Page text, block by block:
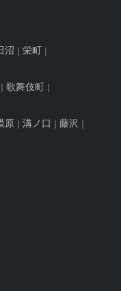
沼 栄町
歌舞伎町
原 溝ノ口 藤沢